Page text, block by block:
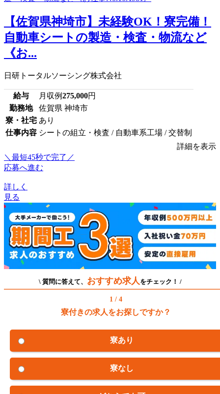
【佐賀県神埼市】未経験OK！寮完備！
自動車シートの製造・検査・物流など
《お...
日研トータルソーシング株式会社
給与 月収例275,000円
勤務地
佐賀県 神埼市
寮・社宅 あり
仕事内容 シートの組立・検査 / 自動車系工場 / 交替制
詳細を表示
＼最短45秒で完了／
応募へ進む
詳しく
見る
\ 質問に答えて、 おすすめ求人 をチェック！ /
1 / 4
寮付きの求人をお探しですか？
寮あり
寮なし